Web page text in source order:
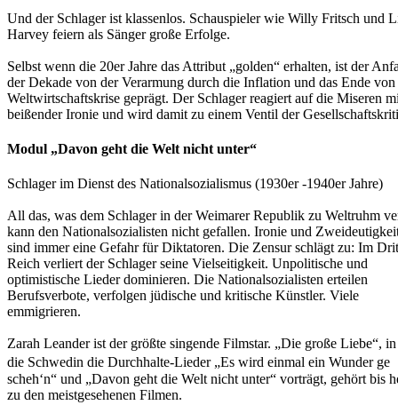
Und der Schlager ist klassenlos. Schauspieler wie Willy Fritsch und
Harvey feiern als Sänger große Erfolge.
Selbst wenn die 20er Jahre das Attribut „golden“ erhalten, ist der
der Dekade von der Verarmung durch die Inflation und das Ende von
Weltwirtschaftskrise geprägt. Der Schlager reagiert auf die Miseren
beißender Ironie und wird damit zu einem Ventil der
Modul „Davon geht die Welt nicht unter“
Schlager im Dienst des Nationalsozialismus (1930er -1940er Jahre)
All das, was dem Schlager in der Weimarer Republik zu Weltruhm
kann den Nationalsozialisten nicht gefallen. Ironie und
sind immer eine Gefahr für Diktatoren. Die Zensur schlägt zu: Im
Reich verliert der Schlager seine Vielseitigkeit. Unpolitische und
optimistische Lieder dominieren. Die Nationalsozialisten erteilen
Berufsverbote, verfolgen jüdische und kritische Künstler. Viele
emmigrieren.
Zarah Leander ist der größte singende Filmstar. „Die große Liebe“,
die Schwedin die Durchhalte-Lieder „Es wird einmal ein Wunder ge
scheh‘n“ und „Davon geht die Welt nicht unter“ vorträgt, gehört bis
zu den meistgesehenen Filmen.